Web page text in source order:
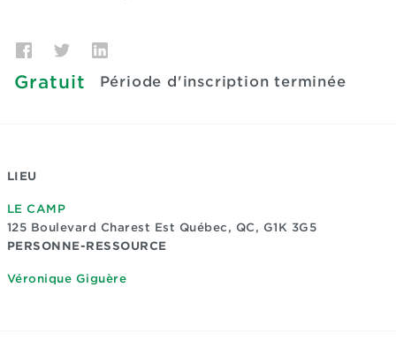
Gratuit Période d'inscription terminée
LIEU
LE CAMP
125 Boulevard Charest Est Québec, QC, G1K 3G5
PERSONNE-RESSOURCE
Véronique Giguère